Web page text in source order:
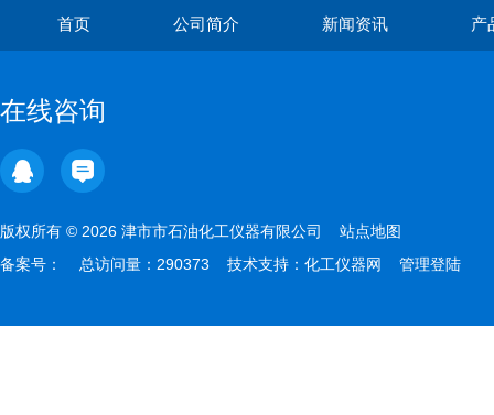
首页 公司简介 新闻资讯 产
在线咨询
版权所有 © 2026 津市市石油化工仪器有限公司 站点地图
备案号：
总访问量：290373 技术支持： 化工仪器网 管理登陆